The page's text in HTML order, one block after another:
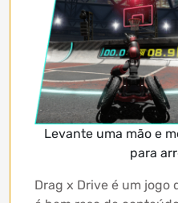
Levante uma mão e
para
Drag x Drive é um jogo